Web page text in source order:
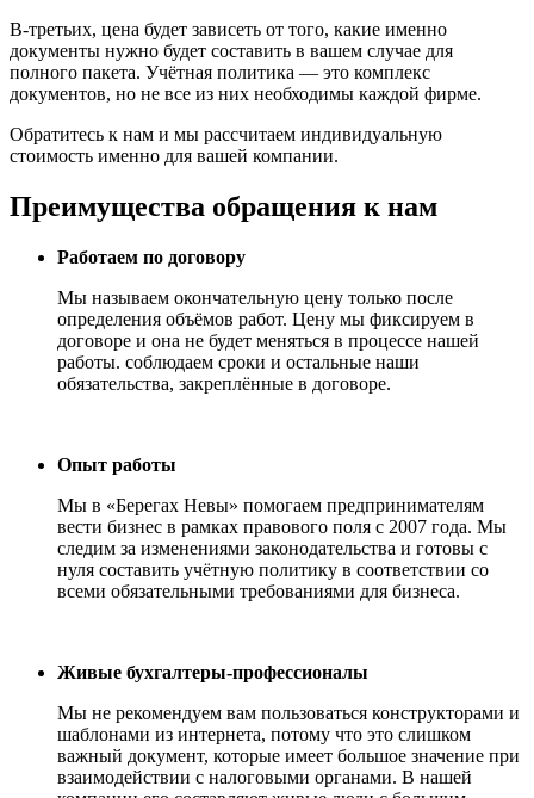
В-третьих, цена будет зависеть от того, какие именно
документы нужно будет составить в вашем случае для
полного пакета. Учётная политика — это комплекс
документов, но не все из них необходимы каждой фирме.
Обратитесь к нам и мы рассчитаем индивидуальную
стоимость именно для вашей компании.
Преимущества обращения к нам
Работаем по договору
Мы называем окончательную цену только после
определения объёмов работ. Цену мы фиксируем в
договоре и она не будет меняться в процессе нашей
работы. соблюдаем сроки и остальные наши
обязательства, закреплённые в договоре.
Опыт работы
Мы в «Берегах Невы» помогаем предпринимателям
вести бизнес в рамках правового поля с 2007 года. Мы
следим за изменениями законодательства и готовы с
нуля составить учётную политику в соответствии со
всеми обязательными требованиями для бизнеса.
Живые бухгалтеры-профессионалы
Мы не рекомендуем вам пользоваться конструкторами и
шаблонами из интернета, потому что это слишком
важный документ, которые имеет большое значение при
взаимодействии с налоговыми органами. В нашей